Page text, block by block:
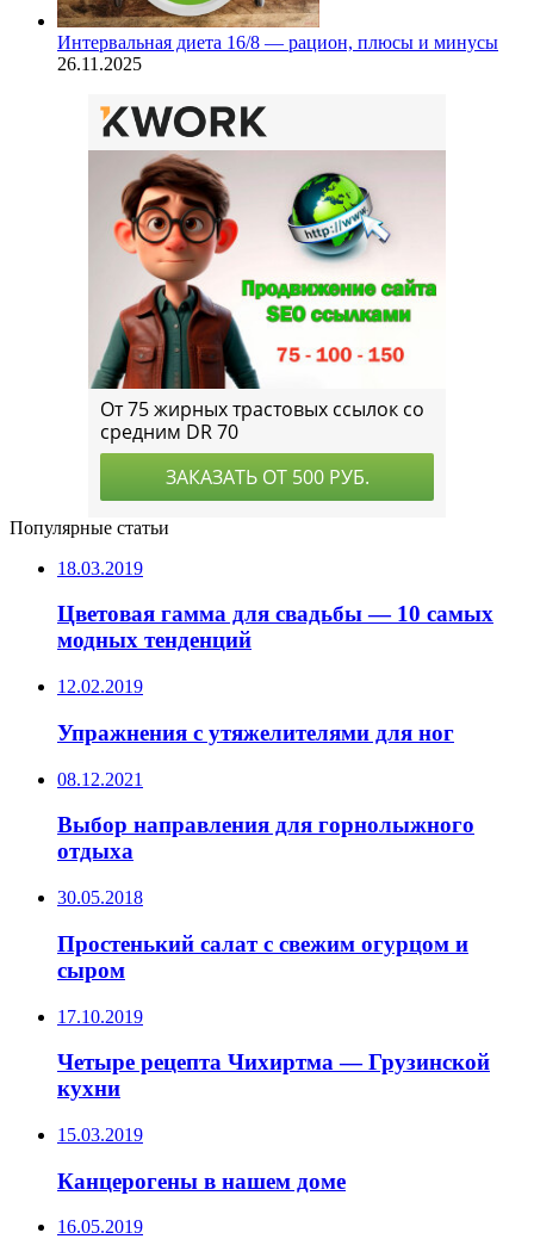
Интервальная диета 16/8 — рацион, плюсы и минусы
26.11.2025
Популярные статьи
18.03.2019
Цветовая гамма для свадьбы — 10 самых
модных тенденций
12.02.2019
Упражнения с утяжелителями для ног
08.12.2021
Выбор направления для горнолыжного
отдыха
30.05.2018
Простенький салат с свежим огурцом и
сыром
17.10.2019
Четыре рецепта Чихиртма — Грузинской
кухни
15.03.2019
Канцерогены в нашем доме
16.05.2019